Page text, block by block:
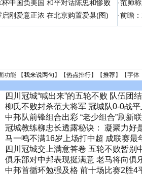
杯中国负美国 和平对话陈忠和惨败
启刚爱意正浓 在北京购置爱巢(图)
·范帅
·前瞻
功能 【我来说两句 】【热点排行】【推荐】【字体
四川冠城“喊出来”的五轮不败 队伍团
柳氏不败封杀范大将军 冠城队0-0战
中邦队前锋组合出彩 “老少组合”刷新
冠城教练柳忠长透露秘诀： 凝聚力好
马一鸣不满16岁上场打中超 成联赛最
四川冠城交上满意答卷 五轮不败暂别
俱乐部对中邦表现挺满意 老马将向俱
中邦首循环勉强及格 前十场比赛2胜4